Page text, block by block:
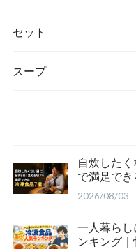
セット
スープ
自炊した
で満足で
の時短ごは
2026/08/03
一人暮ら
ンキング